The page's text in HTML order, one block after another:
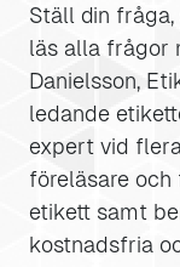
Ställ din
läs alla frågor
Danielsson,
ledande
expert vid
föreläsare
etikett samt
kostnadsfria